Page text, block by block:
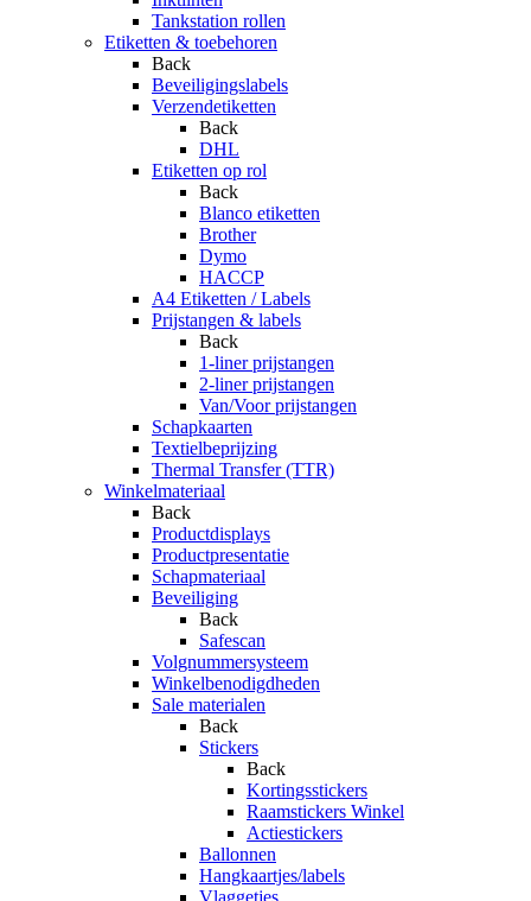
Tankstation rollen
Etiketten & toebehoren
Back
Beveiligingslabels
Verzendetiketten
Back
DHL
Etiketten op rol
Back
Blanco etiketten
Brother
Dymo
HACCP
A4 Etiketten / Labels
Prijstangen & labels
Back
1-liner prijstangen
2-liner prijstangen
Van/Voor prijstangen
Schapkaarten
Textielbeprijzing
Thermal Transfer (TTR)
Winkelmateriaal
Back
Productdisplays
Productpresentatie
Schapmateriaal
Beveiliging
Back
Safescan
Volgnummersysteem
Winkelbenodigdheden
Sale materialen
Back
Stickers
Back
Kortingsstickers
Raamstickers Winkel
Actiestickers
Ballonnen
Hangkaartjes/labels
Vlaggetjes